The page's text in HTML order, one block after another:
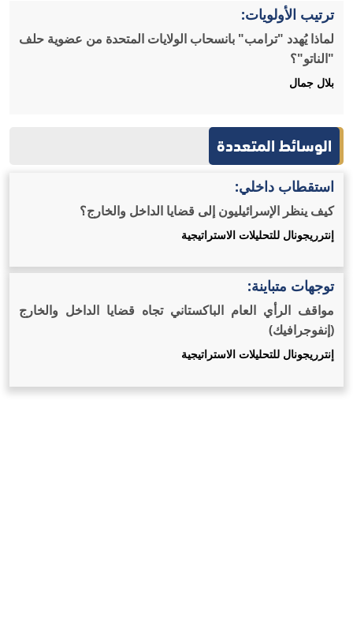
ترتيب الأولويات:
لماذا يُهدد "ترامب" بانسحاب الولايات المتحدة من عضوية حلف
"الناتو"؟
بلال جمال
الوسائط المتعددة
استقطاب داخلي:
كيف ينظر الإسرائيليون إلى قضايا الداخل والخارج؟
إنترريجونال للتحليلات الاستراتيجية
توجهات متباينة:
مواقف الرأي العام الباكستاني تجاه قضايا الداخل والخارج
(إنفوجرافيك)
إنترريجونال للتحليلات الاستراتيجية